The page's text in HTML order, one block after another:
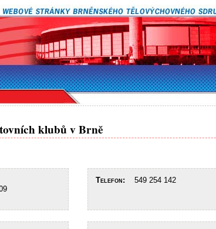
klubů v Brně
Telefon: 549 254 142